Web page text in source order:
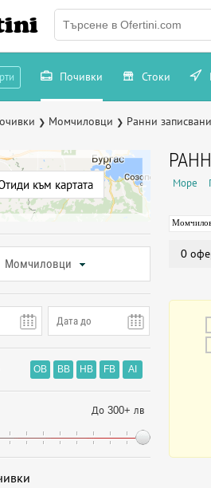
Почивки Стоки
❯ Момчиловци ❯ Ранни
към картата
Момчиловци
OB BB HB FB AI
До 300+ лв
Море
0